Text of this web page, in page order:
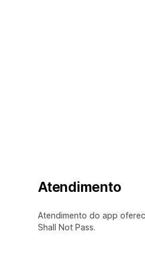
Atendimento
Atendimento do app
Shall Not Pass.